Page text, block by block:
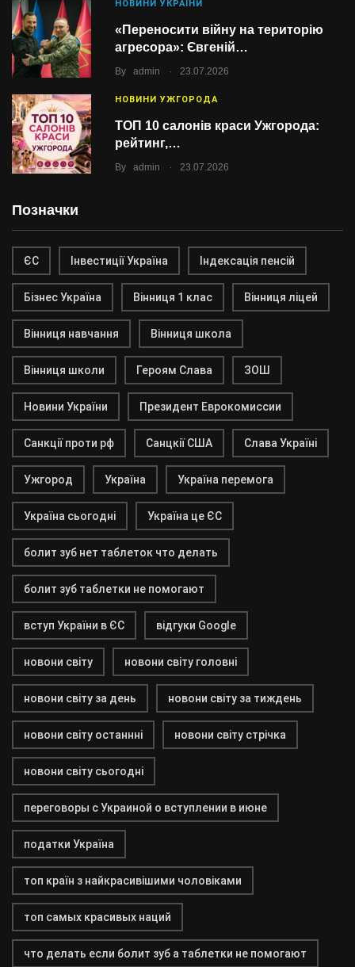
НОВИНИ УКРАЇНИ
«Переносити війну на територію
агресора»: Євгеній…
By admin . 23.07.2026
НОВИНИ УЖГОРОДА
ТОП 10 салонів краси Ужгорода:
рейтинг,…
By admin . 23.07.2026
Позначки
ЄС Інвестиції Україна Індексація пенсій
Бізнес Україна Вінниця 1 клас Вінниця ліцей
Вінниця навчання Вінниця школа
Вінниця школи Героям Слава ЗОШ
Новини України Президент Еврокомиссии
Санкції проти рф Санцкії США Слава Україні
Ужгород Україна Україна перемога
Україна сьогодні Україна це ЄС
болит зуб нет таблеток что делать
болит зуб таблетки не помогают
вступ України в ЄС відгуки Google
новони світу новони світу головні
новони світу за день новони світу за тиждень
новони світу останнні новони світу стрічка
новони світу сьогодні
переговоры с Украиной о вступлении в июне
податки Україна
топ країн з найкрасивішими чоловіками
топ самых красивых наций
что делать если болит зуб а таблетки не помогают